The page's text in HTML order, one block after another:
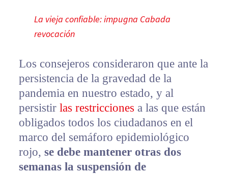
La vieja confiable: impugna Cabada
revocación
Los consejeros consideraron que ante la
persistencia de la gravedad de la
pandemia en nuestro estado, y al
persistir las restricciones a las que están
obligados todos los ciudadanos en el
marco del semáforo epidemiológico
rojo, se debe mantener otras dos
semanas la suspensión de